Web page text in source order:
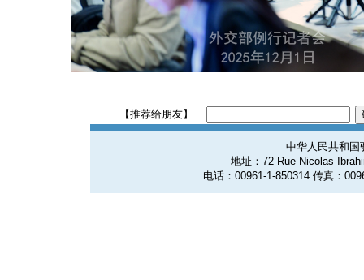
【推荐给朋友】
中华人民共和国
地址：72 Rue Nicolas
电话：00961-1-850314 传真：